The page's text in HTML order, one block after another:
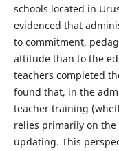
schools located in
evidenced that
to commitment,
attitude than to the
teachers completed
found that, in the
teacher training
relies primarily on the
updating. This